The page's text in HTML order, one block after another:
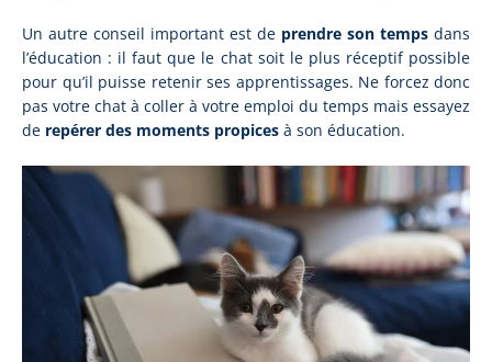
Un autre conseil important est de prendre son temps dans
l’éducation : il faut que le chat soit le plus réceptif possible
pour qu’il puisse retenir ses apprentissages. Ne forcez donc
pas votre chat à coller à votre emploi du temps mais essayez
de repérer des moments propices à son éducation.